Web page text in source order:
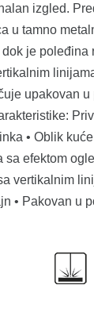
izgled.
u tamno
je poleđina
upakovan u
• Oblik
sa efektom
vertikalnim
• Pakovan u